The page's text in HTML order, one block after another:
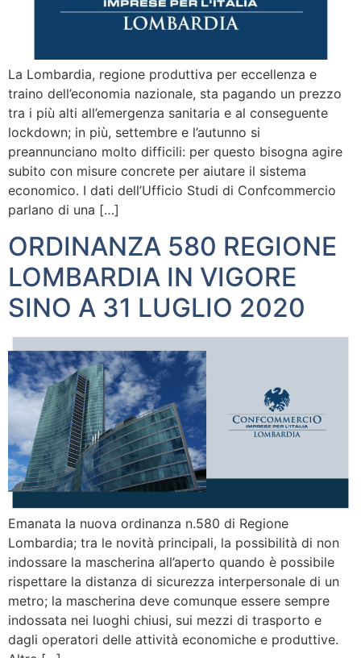
La Lombardia, regione produttiva per eccellenza e
traino dell’economia nazionale, sta pagando un prezzo
tra i più alti all’emergenza sanitaria e al conseguente
lockdown; in più, settembre e l’autunno si
preannunciano molto difficili: per questo bisogna agire
subito con misure concrete per aiutare il sistema
economico. I dati dell’Ufficio Studi di Confcommercio
parlano di una […]
ORDINANZA 580 REGIONE
LOMBARDIA IN VIGORE
SINO A 31 LUGLIO 2020
Emanata la nuova ordinanza n.580 di Regione
Lombardia; tra le novità principali, la possibilità di non
indossare la mascherina all’aperto quando è possibile
rispettare la distanza di sicurezza interpersonale di un
metro; la mascherina deve comunque essere sempre
indossata nei luoghi chiusi, sui mezzi di trasporto e
dagli operatori delle attività economiche e produttive.